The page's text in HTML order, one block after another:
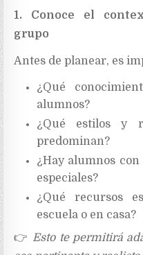
1. Conoce el
grupo
Antes de planear, es
¿Qué
alumnos?
¿Qué estilos y
predominan?
¿Hay alumnos
especiales?
¿Qué recursos
escuela o en casa?
👉 Esto te permitirá